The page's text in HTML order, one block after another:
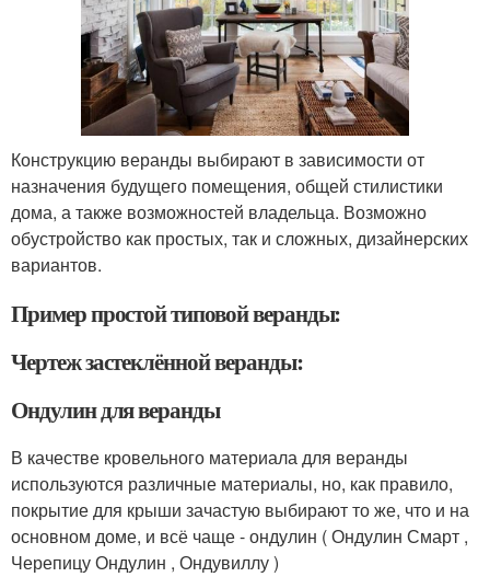
Конструкцию веранды выбирают в зависимости от
назначения будущего помещения, общей стилистики
дома, а также возможностей владельца. Возможно
обустройство как простых, так и сложных, дизайнерских
вариантов.
Пример простой типовой веранды:
Чертеж застеклённой веранды:
Ондулин для веранды
В качестве кровельного материала для веранды
используются различные материалы, но, как правило,
покрытие для крыши зачастую выбирают то же, что и на
основном доме, и всё чаще - ондулин ( Ондулин Смарт ,
Черепицу Ондулин , Ондувиллу )